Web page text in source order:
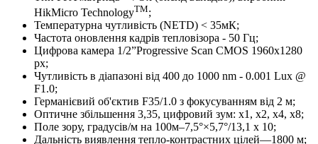
HikMicro TechnologyТМ;
Температурна чутливість (NETD) < 35мК;
Частота оновлення кадрів тепловізора - 50 Гц;
Цифрова камера 1/2”Progressive Scan CMOS 1960х1280
рх;
Чутливість в діапазоні від 400 до 1000 nm - 0.001 Lux @
F1.0;
Германієвий об'єктив F35/1.0 з фокусуванням від 2 м;
Оптичне збільшення 3,35, цифровий зум: х1, x2, x4, x8;
Поле зору, градусів/м на 100м–7,5°×5,7°/13,1 х 10;
Дальність виявлення тепло-контрастних цілей—1800 м;